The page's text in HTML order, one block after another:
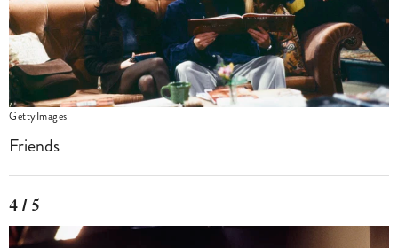
GettyImages
Friends
4 / 5